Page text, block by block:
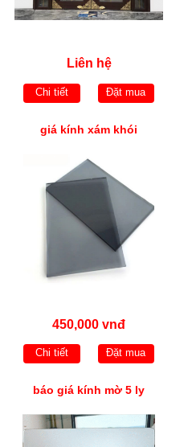
Liên hệ
Chi tiết Đặt mua
giá kính xám khói
450,000 vnđ
Chi tiết Đặt mua
báo giá kính mờ 5 ly